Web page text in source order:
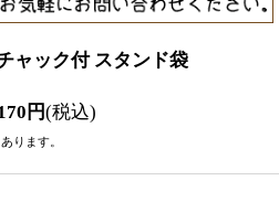
ャック付 スタンド袋
円(税込)
ります。